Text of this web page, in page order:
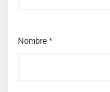
Nombre *